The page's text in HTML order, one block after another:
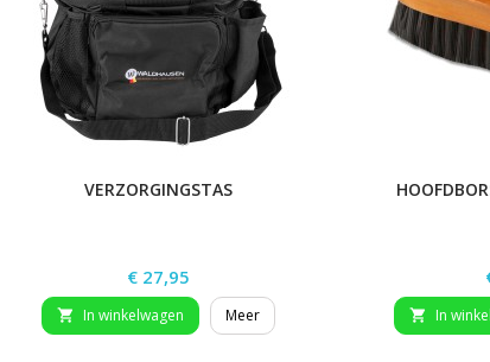
VERZORGINGSTAS
Prijs
€ 27,95
 In winkelwagen Meer  In